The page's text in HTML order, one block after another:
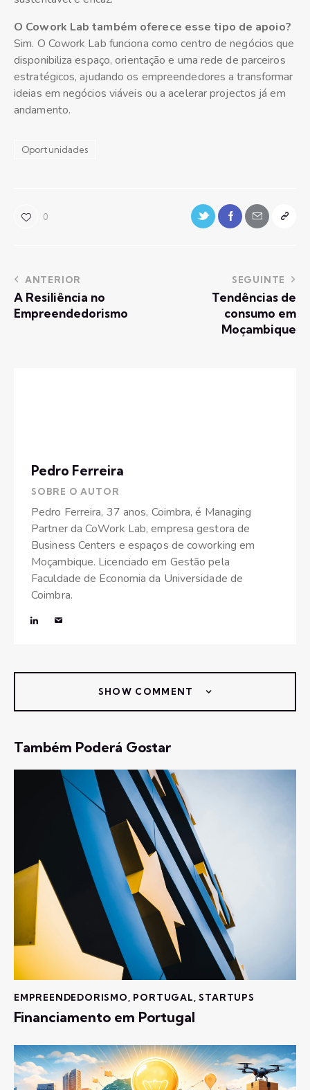
O Cowork Lab também oferece esse tipo de apoio?
Sim. O Cowork Lab funciona como centro de negócios que
disponibiliza espaço, orientação e uma rede de parceiros
estratégicos, ajudando os empreendedores a transformar
ideias em negócios viáveis ou a acelerar projectos já em
andamento.
Oportunidades
0
ANTERIOR
A Resiliência no
Empreendedorismo
SEGUINTE
Tendências de
consumo em
Moçambique
Pedro Ferreira
SOBRE O AUTOR
Pedro Ferreira, 37 anos, Coimbra, é Managing
Partner da CoWork Lab, empresa gestora de
Business Centers e espaços de coworking em
Moçambique. Licenciado em Gestão pela
Faculdade de Economia da Universidade de
Coimbra.
SHOW COMMENT
Também Poderá Gostar
EMPREENDEDORISMO PORTUGAL ,STARTUPS
Financiamento em Portugal